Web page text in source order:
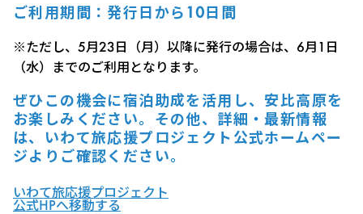
ご利用期間：発行日から10日間
※ただし、5月23日（月）以降に発行の場合は、6月1日
（水）までのご利用となります。
ぜひこの機会に宿泊助成を活用し、安比高原を
お楽しみください。その他、詳細・最新情報
は、いわて旅応援プロジェクト公式ホームペー
ジよりご確認ください。
いわて旅応援プロジェクト
公式HPへ移動する